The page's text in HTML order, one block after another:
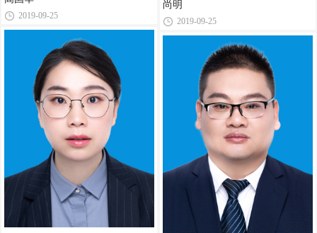
2019-09-25
尚明
2019-09-25